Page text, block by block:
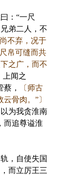
：“一尺
弟二人，不
不弃，况于
帛可缝而共
之广，而不
上闻之
，
〔师古
骨肉。”〕
为我贪淮南
而追尊谥淮
，自使失国
而立厉王三